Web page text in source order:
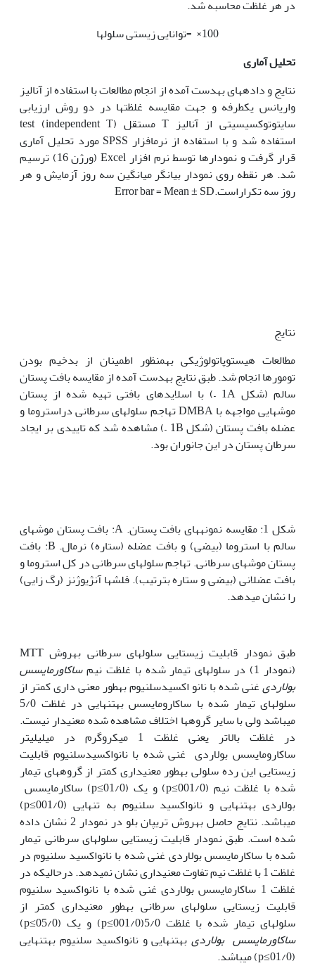
در هر غلظت محاسبه شد.
100× =توانایی زیستی سلول‏ها
تحلیل آماری
نتایج و داده‏های به‏دست آمده از انجام مطالعات با استفاده از آنالیز
واریانس یک‏طرفه و جهت مقایسه غلظت‏ها در دو روش ارزیابی
سایتوتوکسیسیتی از آنالیز T مستقل test (independent T)
استفاده شد و با استفاده از نرم­افزار SPSS مورد تحلیل آماری
قرار گرفت و نمودارها توسط نرم افزار Excel (ورژن 16) ترسیم
شد. هر نقطه روی نمودار بیان‏گر میانگین سه روز آزمایش و هر
روز سه تکراراست.Error bar = Mean ± SD
نتایج
مطالعات هیستوپاتولوژیکی به‏منظور اطمینان از بدخیم بودن
تومورها انجام شد. طبق نتایج به‏دست آمده از مقایسه بافت پستان
سالم (شکل 1A –) با اسلایدهای بافتی تهیه شده از پستان
موش‏هایی مواجهه با DMBA تهاجم سلول‏‏‏‏‏‏های سرطانی دراستروما و
عضله بافت پستان (شکل 1B –) مشاهده شد که تاییدی بر ایجاد
سرطان پستان در این جانوران بود.
شکل 1: مقایسه نمونه‏های بافت پستان. A: بافت پستان موش‏های
سالم با استروما (بیضی) و بافت عضله (ستاره) نرمال. B: بافت
پستان موشهای سرطانی. تهاجم سلولهای سرطانی در کل استروما و
بافت عضلانی (بیضی و ستاره بترتیب). فلشها آنژیوژنز (رگ زایی)
را نشان میدهد.
طبق نمودار قابلیت زیستایی سلول‏های سرطانی به‏روش MTT
(نمودار 1) در سلول‏های تیمار شده با غلظت نیم
ساکاورمایسس
بولاردیغنی شده با نانو اکسیدسلنیوم به‏طور معنی داری کمتر از
سلول‏های تیمار شده با ساکارومایسس به‏تنهایی در غلظت 5/0
می‏باشد ولی با سایر گروه‏ها اختلاف مشاهده شده معنی‏دار نیست.
در غلظت بالاتر یعنی غلظت 1 میکروگرم در میلی‏لیتر
ساکارومایسس بولاردی غنی شده با نانواکسیدسلنیوم قابلیت
زیستایی این رده سلولی به‏طور معنی‏داری کمتر از گروه‏های تیمار
شده با غلظت نیم (001/0≥p) و یک (01/0≥p) ساکارمایسس
بولاردی به‏تنهایی و نانواکسید سلنیوم به تنهایی (001/0≥p)
می‏باشد. نتایج حاصل به‏روش تریپان بلو در نمودار 2 نشان داده
شده است. طبق نمودار قابلیت زیستایی سلول‏های سرطانی تیمار
شده با ساکارمایسس بولاردی غنی شده با نانواکسید سلنیوم در
غلظت 1 با غلظت نیم تفاوت معنی‏داری نشان نمی‏دهد. درحالی‏که در
غلظت 1 ساکارمایسس بولاردی غنی شده با نانواکسید سلنیوم
قابلیت زیستایی سلول‏های سرطانی به‏طور معنی‏داری کمتر از
سلول‏های تیمار شده با غلظت 5/0(001/0≥p) و یک (05/0≥p)
ساکاورمایسس بولاردیبه‏تنهایی و نانواکسید سلنیوم به‏تنهایی
(01/0≥p) می‏باشد.